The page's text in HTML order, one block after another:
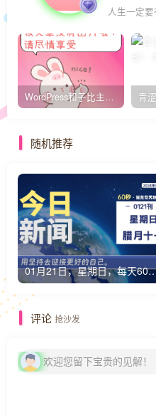
人生一定
WordPress和子比主题模板&网站美化方法教程-已更新到:23-01-8
随机推荐
01月21日，星期日，每
评论 抢沙发
欢迎您留下宝贵的见解！